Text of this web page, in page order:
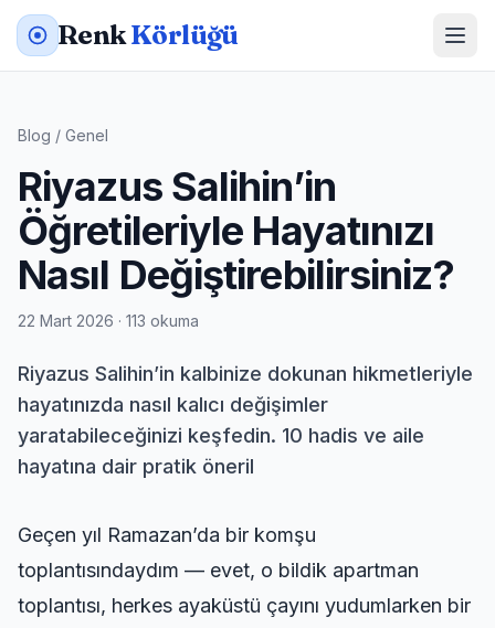
RenkKörlüğü
Blog / Genel
Riyazus Salihin’in
Öğretileriyle Hayatınızı
Nasıl Değiştirebilirsiniz?
22 Mart 2026 · 113 okuma
Riyazus Salihin’in kalbinize dokunan hikmetleriyle
hayatınızda nasıl kalıcı değişimler
yaratabileceğinizi keşfedin. 10 hadis ve aile
hayatına dair pratik öneril
Geçen yıl Ramazan’da bir komşu
toplantısındaydım — evet, o bildik apartman
toplantısı, herkes ayaküstü çayını yudumlarken bir